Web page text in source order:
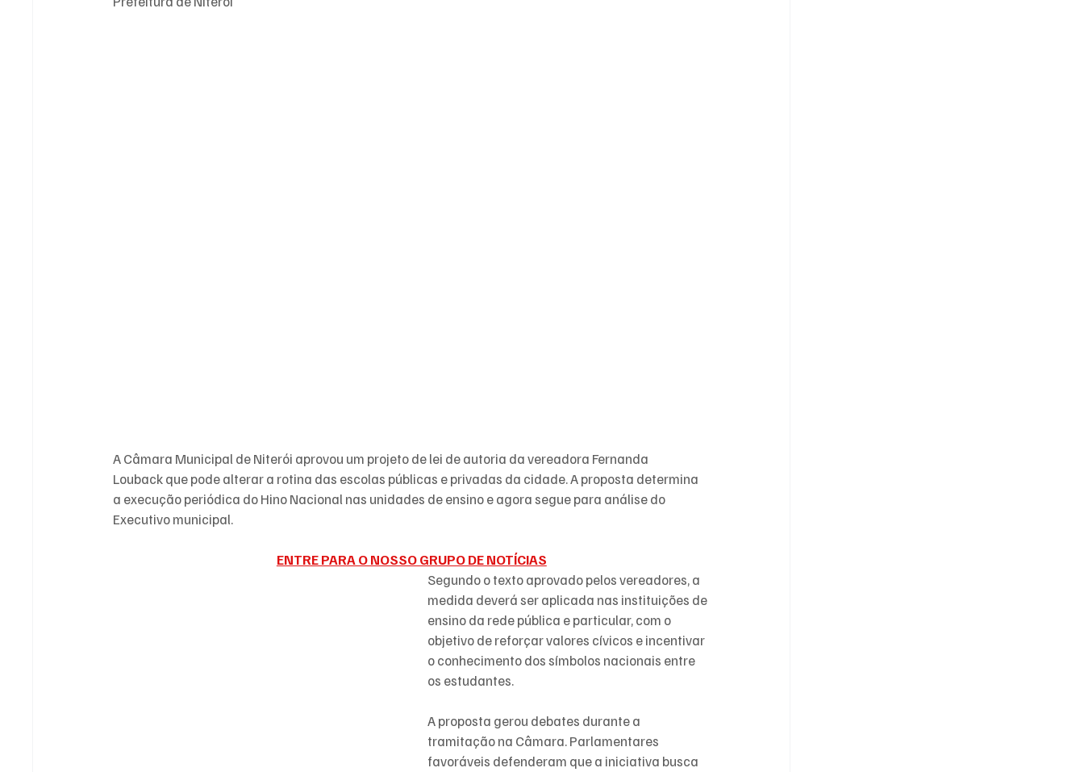
A Câmara Municipal de Niterói aprovou um projeto de lei de autoria da vereadora Fernanda
Louback que pode alterar a rotina das escolas públicas e privadas da cidade. A proposta determina
a execução periódica do Hino Nacional nas unidades de ensino e agora segue para análise do
Executivo municipal.
ENTRE PARA O NOSSO GRUPO DE NOTÍCIAS
Segundo o texto aprovado pelos vereadores, a
medida deverá ser aplicada nas instituições de
ensino da rede pública e particular, com o
objetivo de reforçar valores cívicos e incentivar
o conhecimento dos símbolos nacionais entre
os estudantes.
A proposta gerou debates durante a
tramitação na Câmara. Parlamentares
favoráveis defenderam que a iniciativa busca